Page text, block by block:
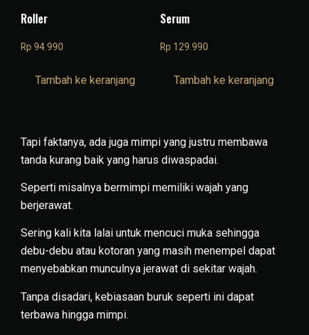
Roller
Rp 94.990
Tambah ke keranjang
Serum
Rp 129.990
Tambah ke keranjang
Tapi faktanya, ada juga mimpi yang justru membawa
tanda kurang baik yang harus diwaspadai.
Seperti misalnya bermimpi memiliki wajah yang
berjerawat.
Sering kali kita lalai untuk mencuci muka sehingga
debu-debu atau kotoran yang masih menempel dapat
menyebabkan munculnya jerawat di sekitar wajah.
Tanpa disadari, kebiasaan buruk seperti ini dapat
terbawa hingga mimpi.